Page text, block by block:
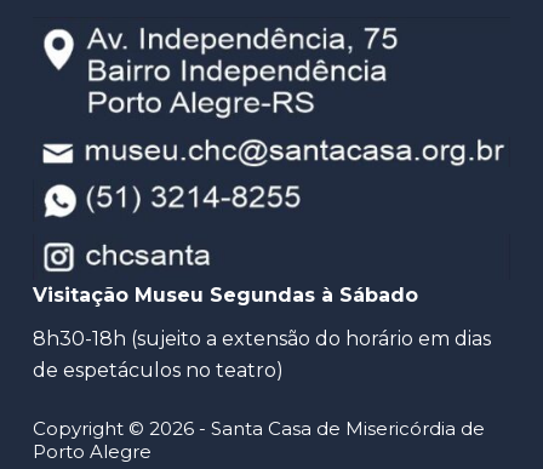
Visitação Museu Segundas à Sábado
8h30-18h (sujeito a extensão do horário em dias
de espetáculos no teatro)
Copyright © 2026 - Santa Casa de Misericórdia de
Porto Alegre